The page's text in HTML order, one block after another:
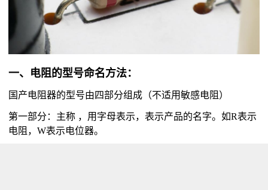
一、电阻的型号命名方法：
国产电阻器的型号由四部分组成（不适用敏感电阻）
第一部分：主称 ，用字母表示，表示产品的名字。如R表示
电阻，W表示电位器。